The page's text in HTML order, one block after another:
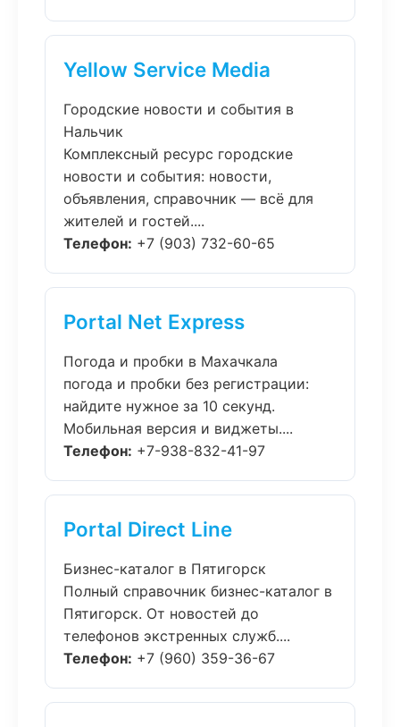
Yellow Service Media
Городские новости и события в
Нальчик
Комплексный ресурс городские
новости и события: новости,
объявления, справочник — всё для
жителей и гостей....
Телефон: +7 (903) 732-60-65
Portal Net Express
Погода и пробки в Махачкала
погода и пробки без регистрации:
найдите нужное за 10 секунд.
Мобильная версия и виджеты....
Телефон: +7-938-832-41-97
Portal Direct Line
Бизнес-каталог в Пятигорск
Полный справочник бизнес-каталог в
Пятигорск. От новостей до
телефонов экстренных служб....
Телефон: +7 (960) 359-36-67